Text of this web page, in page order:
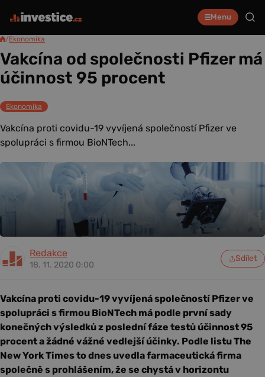
Menu
/Ekonomika
Vakcína od společnosti Pfizer má
účinnost 95 procent
Ekonomika
Vakcína proti covidu-19 vyvíjená společností Pfizer ve
spolupráci s firmou BioNTech...
Redakce
18. 11. 2020 0:00
Sdílet
Vakcína proti covidu-19 vyvíjená společností Pfizer ve
spolupráci s firmou BioNTech má podle první sady
konečných výsledků z poslední fáze testů účinnost 95
procent a žádné vážné vedlejší účinky. Podle listu The
New York Times to dnes uvedla farmaceutická firma
společně s prohlášením, že se chystá v horizontu